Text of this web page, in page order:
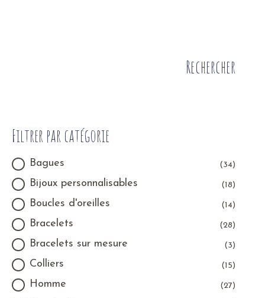
Rechercher
Filtrer par catégorie
Bagues (34)
Bijoux personnalisables (18)
Boucles d'oreilles (14)
Bracelets (28)
Bracelets sur mesure (3)
Colliers (15)
Homme (27)